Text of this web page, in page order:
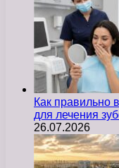
Как правильно
для лечения
26.07.2026